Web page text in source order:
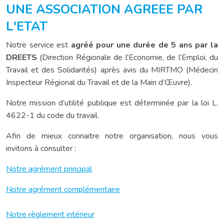
UNE ASSOCIATION AGREEE PAR
L'ETAT
Notre service est agréé pour une durée de 5 ans par la
DREETS (Direction Régionale de l’Economie, de l’Emploi, du
Travail et des Solidarités) après avis du MIRTMO (Médecin
Inspecteur Régional du Travail et de la Main d’Œuvre).
Notre mission d’utilité publique est déterminée par la loi L.
4622-1 du code du travail.
Afin de mieux connaitre notre organisation, nous vous
invitons à consulter :
Notre agrément principal
Notre agrément complémentaire
Notre règlement intérieur